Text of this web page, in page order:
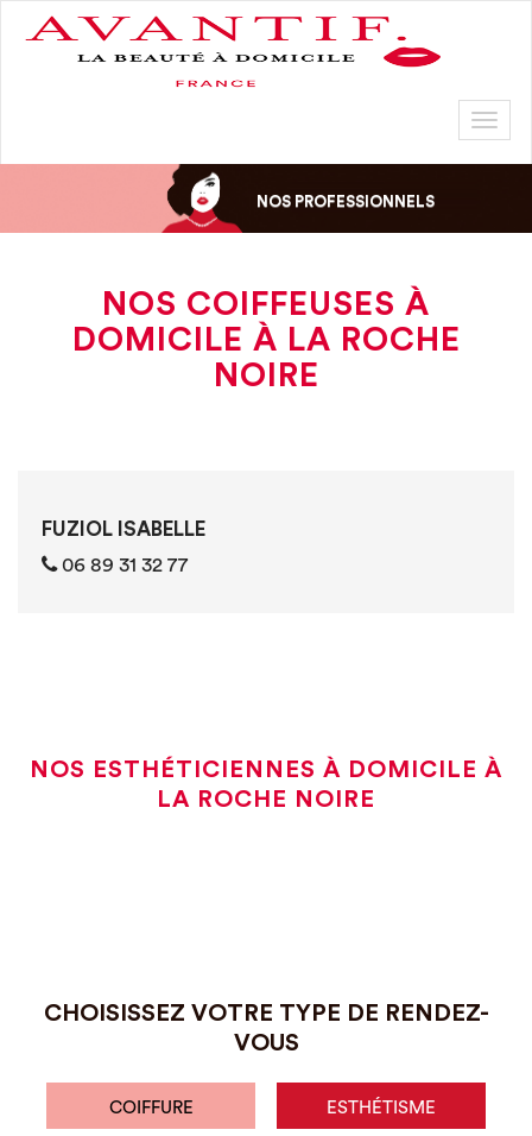
NOS PROFESSIONNELS
NOS COIFFEUSES À
DOMICILE À LA ROCHE
NOIRE
FUZIOL ISABELLE
06 89 31 32 77
NOS ESTHÉTICIENNES À DOMICILE À
LA ROCHE NOIRE
CHOISISSEZ VOTRE TYPE DE RENDEZ-
VOUS
COIFFURE ESTHÉTISME